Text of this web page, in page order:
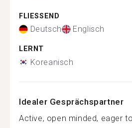
FLIESSEND
Deutsch Englisch
LERNT
Koreanisch
Idealer Gesprächspartner
Active, open minded, eager to